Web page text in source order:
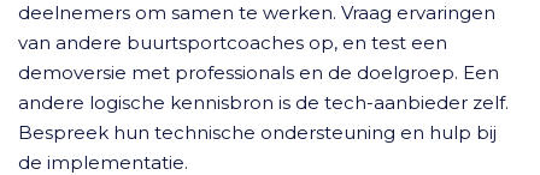
deelnemers om samen te werken. Vraag ervaringen
van andere buurtsportcoaches op, en test een
demoversie met professionals en de doelgroep. Een
andere logische kennisbron is de tech-aanbieder zelf.
Bespreek hun technische ondersteuning en hulp bij
de implementatie.